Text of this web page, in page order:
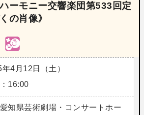
ーモニー交響楽団第533回定
の肖像》
4月12日（土）
16:00
愛知県芸術劇場・コンサートホー